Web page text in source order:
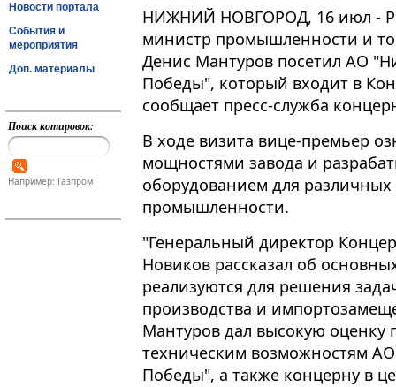
Новости портала
События и
мероприятия
Доп. материалы
Поиск котировок:
Например: Газпром
НИЖНИЙ НОВГОРОД, 16 июл -
министр промышленности и
Денис Мантуров посетил АО
Победы", который входит в
сообщает пресс-служба
В ходе визита вице-премьер
мощностями завода и
оборудованием для различных
промышленности​​​.
"Генеральный директор
Новиков рассказал об
реализуются для решения
производства и
Мантуров дал высокую
техническим возможностям
Победы", а также концерну в